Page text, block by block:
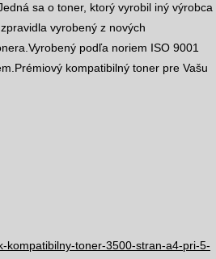
sa o toner, ktorý vyrobil iný výrobca
vyrobený z nových
podľa noriem ISO 9001
kompatibilný toner pre Vašu
kompatibilny-toner-3500-stran-a4-pri-5-